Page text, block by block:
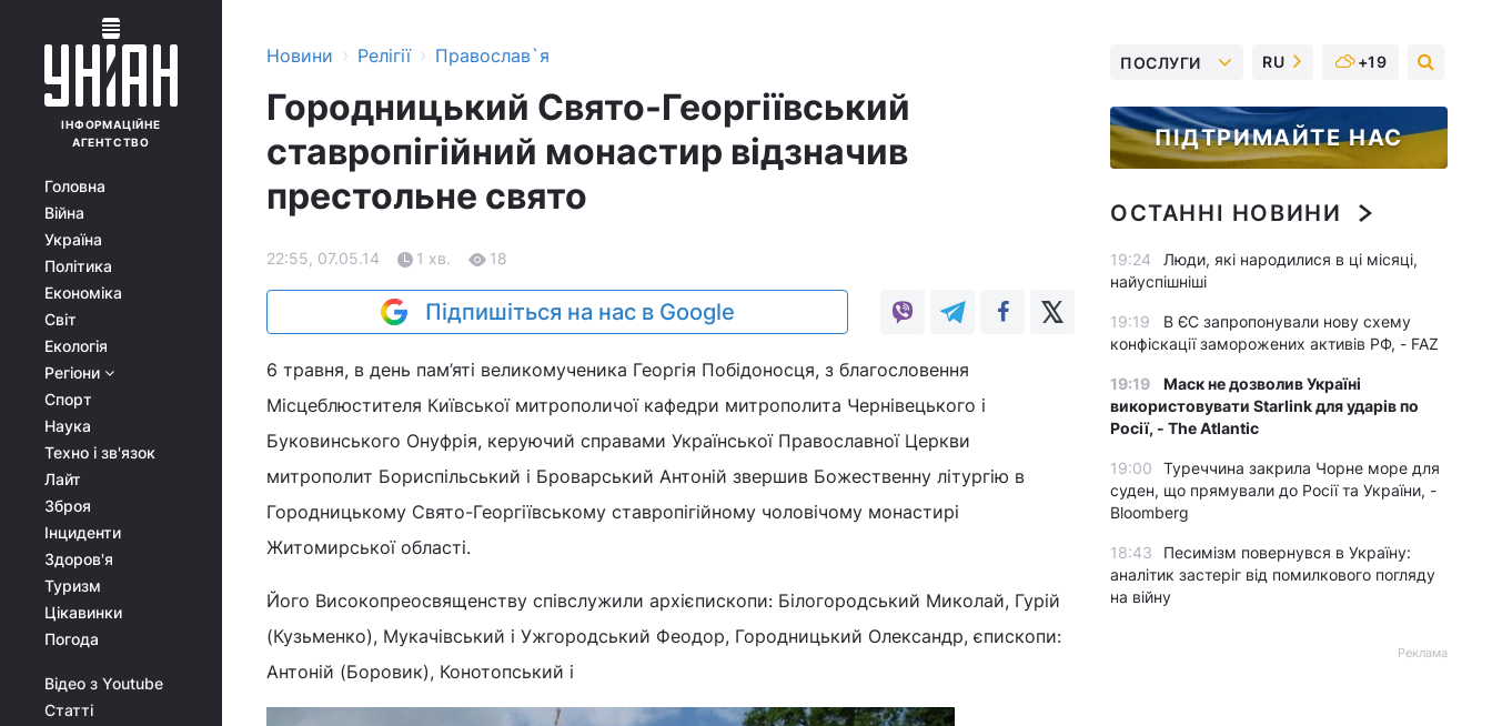
ІНФОРМАЦІЙНЕ
АГЕНТСТВО
Головна
Війна
Україна
Політика
Економіка
Світ
Екологія
Регіони
Спорт
Наука
Техно і зв'язок
Лайт
Зброя
Інциденти
Здоров'я
Туризм
Цікавинки
Погода
Відео з Youtube
Статті
Новини › Релігії › Православ`я
Городницький Свято-Георгіївський
ставропігійний монастир відзначив
престольне свято
22:55, 07.05.14 1 хв. 18
Підпишіться на нас в Google
6 травня, в день пам’яті великомученика Георгія Побідоносця, з благословення
Місцеблюстителя Київської митрополичої кафедри митрополита Чернівецького і
Буковинського Онуфрія, керуючий справами Української Православної Церкви
митрополит Бориспільський і Броварський Антоній звершив Божественну літургію в
Городницькому Свято-Георгіївському ставропігійному чоловічому монастирі
Житомирської області.
Його Високопреосвященству співслужили архієпископи: Білогородський Миколай, Гурій
(Кузьменко), Мукачівський і Ужгородський Феодор, Городницький Олександр, єпископи:
Антоній (Боровик), Конотопський і
ПОСЛУГИ RU +19
ПІДТРИМАЙТЕ НАС
ОСТАННІ НОВИНИ
19:24
Люди, які народилися в ці місяці,
найуспішніші
19:19
В ЄС запропонували нову схему
конфіскації заморожених активів РФ, - FAZ
19:19
Маск не дозволив Україні
використовувати Starlink для ударів по
Росії, - The Atlantic
19:00
Туреччина закрила Чорне море для
суден, що прямували до Росії та України, -
Bloomberg
18:43
Песимізм повернувся в Україну:
аналітик застеріг від помилкового погляду
на війну
Реклама